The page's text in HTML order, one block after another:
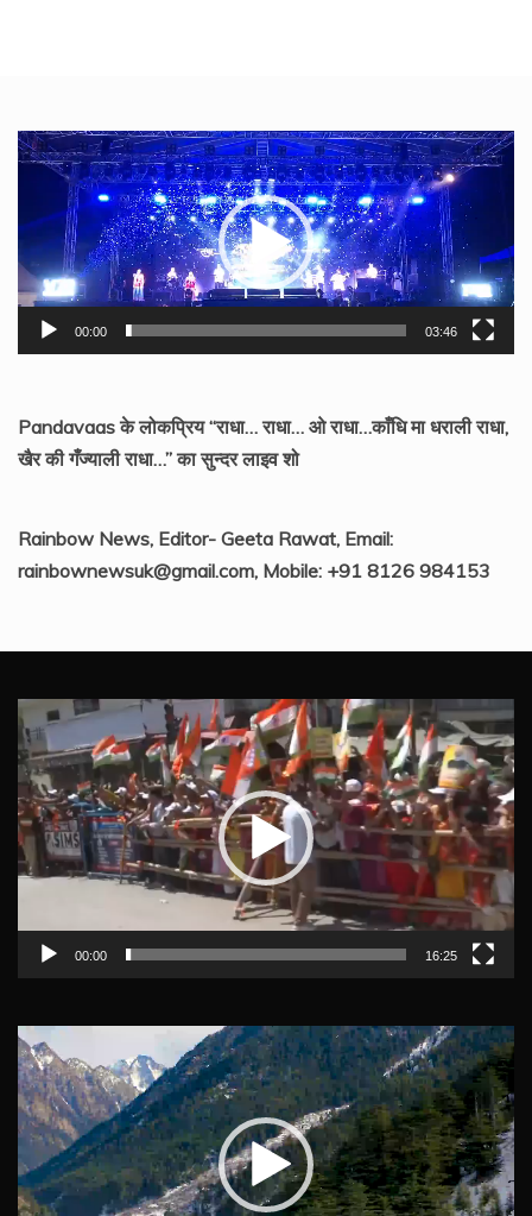
Video
Player
00:00 03:46
Pandavaas के लोकप्रिय “राधा… राधा… ओ राधा…काँधि मा धराली राधा,
खैर की गँज्याली राधा…” का सुन्दर लाइव शो
Rainbow News, Editor- Geeta Rawat, Email:
rainbownewsuk@gmail.com, Mobile: +91 8126 984153
Video
Player
00:00 16:25
Video
Player